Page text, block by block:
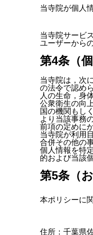
当寺院が個人
当寺院サービ
ユーザーから
第4条（
当寺院は，次
の法令で認め
人の生命，身
公衆衛生の向
国の機関もし
より当該事務
前項の定めに
当寺院が利用
合併その他の
個人情報を特
的および当該
第5条（
本ポリシーに
住所：千葉県